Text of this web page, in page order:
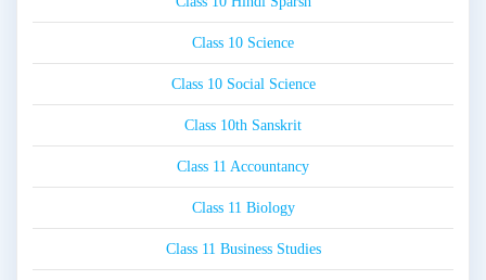
Class 10 Science
Class 10 Social Science
Class 10th Sanskrit
Class 11 Accountancy
Class 11 Biology
Class 11 Business Studies